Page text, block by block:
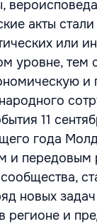
акты
или
уровне, тем
и
11
года
и
новых
регионе и